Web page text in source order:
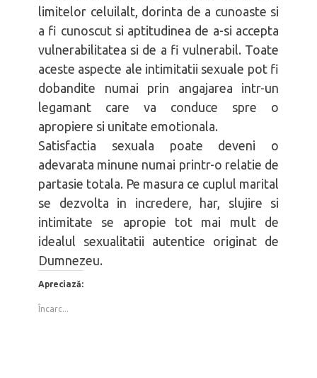
limitelor celuilalt, dorinta de a cunoaste si
a fi cunoscut si aptitudinea de a-si accepta
vulnerabilitatea si de a fi vulnerabil. Toate
aceste aspecte ale intimitatii sexuale pot fi
dobandite numai prin angajarea intr-un
legamant care va conduce spre o
apropiere si unitate emotionala.
Satisfactia sexuala poate deveni o
adevarata minune numai printr-o relatie de
partasie totala. Pe masura ce cuplul marital
se dezvolta in incredere, har, slujire si
intimitate se apropie tot mai mult de
idealul sexualitatii autentice originat de
Dumnezeu.
Apreciază:
Încarc...